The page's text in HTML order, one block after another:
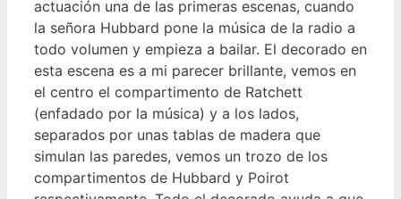
actuación una de las primeras escenas, cuando
la señora Hubbard pone la música de la radio a
todo volumen y empieza a bailar. El decorado en
esta escena es a mi parecer brillante, vemos en
el centro el compartimento de Ratchett
(enfadado por la música) y a los lados,
separados por unas tablas de madera que
simulan las paredes, vemos un trozo de los
compartimentos de Hubbard y Poirot